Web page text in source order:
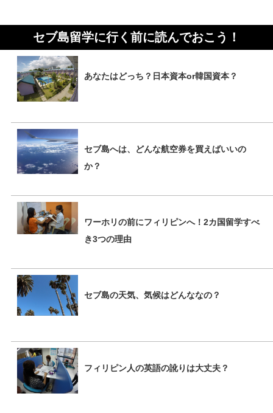
セブ島留学に行く前に読んでおこう！
あなたはどっち？日本資本or韓国資本？
セブ島へは、どんな航空券を買えばいいの
か？
ワーホリの前にフィリピンへ！2カ国留学すべ
き3つの理由
セブ島の天気、気候はどんななの？
フィリピン人の英語の訛りは大丈夫？